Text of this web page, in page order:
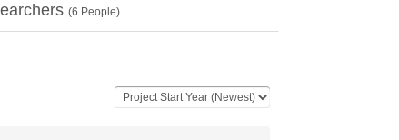
(6 People)